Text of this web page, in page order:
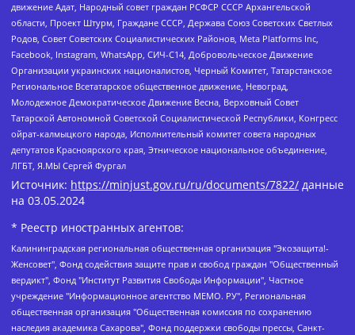
движение Адат, Народный совет граждан РСФСР СССР Архангельской
области, Проект Штурм, Граждане СССР, Держава Союз Советских Светлых
Родов, Совет Советских Социалистических Районов, Meta Platforms Inc,
Facebook, Instagram, WhatsApp, СИЧ-С14, Добровольческое Движение
Организации украинских националистов, Черный Комитет, Татарстанское
Региональное Всетатарское общественное движение, Невоград,
Молодежное Демократическое Движение Весна, Верховный Совет
Татарской Автономной Советской Социалистической Республики, Конгресс
ойрат-калмыцкого народа, Исполнительный комитет совета народных
депутатов Красноярского края, Этническое национальное объединение,
ЛГБТ, Я.МЫ Сергей Фургал
Источник: https://minjust.gov.ru/ru/documents/7822/ данные
на 03.05.2024
* Реестр иностранных агентов:
Калининградская региональная общественная организация "Экозащита!-Женсовет", Фонд содействия защите прав и свобод граждан "Общественный вердикт", Фонд "Институт Развития Свободы Информации", Частное учреждение "Информационное агентство МЕМО. РУ", Региональная общественная организация "Общественная комиссия по сохранению наследия академика Сахарова", Фонд поддержки свободы прессы, Санкт-Петербургская общественная правозащитная организация "Гражданский контроль", Межрегиональная общественная организация "Информационно-просветительский центр "Мемориал", Региональный Фонд "Центр Защиты Прав Средств Массовой Информации", с 05.12.2023 Фонд "Центр Защиты Прав Средств массовой информации", Региональная общественная благотворительная организация помощи беженцам и мигрантам "Гражданское содействие", Негосударственное образовательное учреждение дополнительного профессионального образования (повышение квалификации) специалистов "АКАДЕМИЯ ПО ПРАВАМ ЧЕЛОВЕКА", Свердловская региональная общественная организация "Сутяжник", Автономная некоммерческая организация "Центр независимых социологических исследований", Союз общественных объединений "Российский исследовательский центр по правам человека", Региональное общественное учреждение научно-информационный центр "МЕМОРИАЛ", Некоммерческая организация "Фонд защиты гласности", Автономная некоммерческая организация "Институт прав человека", Городская общественная организация "Екатеринбургское общество "МЕМОРИАЛ", Городская общественная организация "Рязанское историко-просветительское и правозащитное общество "Мемориал" (Рязанский Мемориал), Челябинский региональный орган общественной самодеятельности – женское общественное объединение "Женщины Евразии", Челябинский региональный орган общественной самодеятельности "Уральская правозащитная группа", Фонд содействия защите здоровья и социальной справедливости имени Андрея Рылькова, Автономная Некоммерческая Организация "Аналитический Центр Юрия Левады", Автономная некоммерческая организация социальной поддержки населения "Проект Апрель", Региональная общественная организация помощи женщинам и детям, находящимся в кризисной ситуации "Информационно-методический центр "Анна", Фонд содействия развитию массовых коммуникаций и правовому просвещению "Так-так-Так", Фонд содействия устойчивому развитию "Серебряная тайга", Свердловский региональный общественный фонд социальных проектов "Новое время", "Idel.Реалии", Кавказ.Реалии, Крым.Реалии, Телеканал Настоящее Время, Татаро-башкирская служба Радио Свобода (Azatliq Radiosi), Радио Свободная Европа/Радио Свобода (PCE/PC), "Сибирь.Реалии", "Фактограф", Благотворительный фонд помощи осужденным и их семьям, Автономная некоммерческая организация "Институт глобализации и социальных движений", Фонд "В защиту прав заключенных", Частное учреждение "Центр поддержки и содействия развитию средств массовой информации", Пензенский региональный общественный благотворительный фонд "Гражданский союз", "Север.Реалии", Некоммерческая организация Фонд "Правовая инициатива", Общество с ограниченной ответственностью "Радио Свободная Европа/Радио Свобода", Чешское информационное агентство "MEDIUM-ORIENT", Красноярская региональная общественная организация "Мы против СПИДа", Камалягин Денис Николаевич, Маркелов Сергей Евгеньевич, Пономарев Лев Александрович, Савицкая Людмила Алексеевна, Автономная некоммерческая организация "Центр по работе с проблемой насилия "НАСИЛИЮ.НЕТ", Межрегиональный профессиональный союз работников здравоохранения "Альянс врачей", Юридическое лицо, зарегистрированное в Латвийской Республике, SIA "Medusa Project" (регистрационный номер 40103797863, дата регистрации 10.06.2014), Некоммерческая организация "Фонд по борьбе с коррупцией", Автономная некоммерческая организация "Институт права и публичной политики", Баданин Роман Сергеевич, Гликин Максим Александрович, Железнова Мария Михайловна, Лукьянова Юлия Сергеевна, Маетная Елизавета Витальевна, Маняхин Петр Борисович, Чуракова Ольга Владимировна, Ярош Юлия Петровна, Юридическое лицо "The Insider SIA", зарегистрированное в Риге, Латвийская Республика (дата регистрации 26.06.2015), являющееся администратором доменного имени интернет-издания "The Insider SIA", https://theins.ru, Постернак Алексей Евгеньевич, Рубин Михаил Аркадьевич, Анин Роман Александрович, Юридическое лицо Istories fonds, зарегистрированное в Латвийской Республике (регистрационный номер 50008295751, дата регистрации 24.02.2020), Великовский Дмитрий Александрович, Долинина Ирина Николаевна, Мароховская Алеся Алексеевна, Шлейнов Роман Юрьевич, Шмагун Олеся Валентиновна, Общество с ограниченной ответственностью "Альтаир 2021", Общество с ограниченной ответственностью "Вега 2021", Общество с ограниченной ответственностью "Главный редактор 2021", Общество с ограниченной ответственностью "Ромашки монолит", Важенков Артем Валерьевич, Ивановская областная общественная организация "Центр гендерных исследований", Гурман Юрий Альбертович, Медиапроект "ОВД-Инфо", Егоров Владимир Владимирович, Жилинский Владимир Александрович, Общество с ограниченной ответственностью "ЗП", Иванова София Юрьевна, Карезина Инна Павловна, Кильтау Екатерина Викторовна, Петров Алексей Викторович, Пискунов Сергей Евгеньевич, Смирнов Сергей Сергеевич, Тихонов Михаил Сергеевич, Общество с ограниченной ответственностью "ЖУРНАЛИСТ-ИНОСТРАННЫЙ АГЕНТ", Арапова Галина Юрьевна, Вольтская Татьяна Анатольевна, Американская компания "Mason G.E.S. Anonymous Foundation" (США), являющаяся владельцем интернет-издания https://mnews.world/, Компания "Stichting Bellingcat", зарегистрированная в Нидерландах (дата регистрации 11.07.2018), Захаров Андрей Вячеславович, Клепиковская Екатерина Дмитриевна, Общество с ограниченной ответственностью "МЕМО", Перл Роман Александрович, Симонов Евгений Алексеевич, Соловьева Елена Анатольевна, Сотников Даниил Владимирович, Сурначева Елизавета Дмитриевна, Автономная некоммерческая организация по защите прав человека и информированию населения "Якутия – Наше Мнение", Общество с ограниченной ответственностью "Москоу диджитал медиа", с 26.01.2023 Общество с ограниченной ответственностью "Чайка Белые сады", Ветошкина Валерия Валерьевна, Заговора Максим Александрович, Межрегиональное общественное движение "Российская ЛГБТ - сеть", Оленичев Максим Владимирович, Павлов Иван Юрьевич, Скворцова Елена Сергеевна, Общество с ограниченной ответственностью "Как бы инагент", Кочетков Игорь Викторович, Общество с ограниченной ответственностью "Честные выборы", Еланчик Олег Александрович, Общество с ограниченной ответственностью "Нобелевский призыв", Гималова Регина Эмилевна, Григорьев Андрей Валерьевич, Григорьева Алина Александровна, Ассоциация по содействию защите прав призывников, альтернативнослужащих и военнослужащих "Правозащитная группа "Гражданин.Армия.Право", Хисамова Регина Фаритовна, Автономная некоммерческая организация по реализации социально-правовых программ "Лилит", Дальневосточное общественное движение "Маяк", Санкт-Петербургская ЛГБТ-инициативная группа "Выход", Инициативная группа ЛГБТ+ "Реверс", Алексеев Андрей Викторович, Бекбулатова Таисия Львовна, Беляев Иван Михайлович, Владыкина Елена Сергеевна, Гельман Марат Александрович, Никульшина Вероника Юрьевна, Толоконникова Надежда Андреевна, Шендерович Виктор Анатольевич, Общество с ограниченной ответственностью "Данное сообщение", Общество с ограниченной ответственностью Издательский дом "Новая глава", Айнбиндер Александра Александровна, Московский комьюнити-центр для ЛГБТ+инициатив, Благотворительный фонд развития филантропии, Deutsche Welle (Германия, Kurt-Schumacher-Strasse 3, 53113 Bonn), Борзунова Мария Михайловна, Воробьев Виктор Викторович, Голубева Анна Львовна, Константинова Алла Михайловна, Малкова Ирина Владимировна, Мурадов Мурад Абдулгалимович, Осетинская Елизавета Николаевна, Понасенков Евгений Николаевич, Ганапольский Матвей Юрьевич, Киселев Евгений Алексеевич, Борухович Ирина Григорьевна, Дремин Иван Тимофеевич, Дубровский Дмитрий Викторович, Красноярская региональная общественная организация поддержки и развития альтернативных образовательных технологий и межкультурных коммуникаций "ИНТЕРРА", Маяковская Екатерина Алексеевна, Фейгин Марк Захарович, Филимонов Андрей Викторович, Дзугкоева Регина Николаевна, Доброхотов Роман Александрович, Дудь Юрий Александрович, Елкин Сергей Владимирович, Кругликов Кирилл Игоревич, Сабунаева Мария Леонидовна, Семенов Алексей Владимирович, Шаинян Карен Багратович, Шульман Екатерина Михайловна, Асафьев Артур Валерьевич, Вахштайн Виктор Семенович, Венедиктов Алексей Алексеевич, Лушникова Екатерина Евгеньевна, Волков Леонид Михайлович, Невзоров Александр Глебович, Пархоменко Сергей Борисович, Сироткин Ярослав Николаевич, Кара-Мурза Владимир Владимирович, Баранова Наталья Владимировна, Гозман Леонид Яковлевич, Кагарлицкий Борис Юльевич, Климарев Михаил Валерьевич, Милов Владимир Станиславович, Автономная некоммерческая организация Краснодарский центр современного искусства "Типография", Моргенштерн Алишер Тагирович, Соболь Любовь Эдуардовна, Общество с ограниченной ответственностью "ЛИЗА НОРМ", Каспаров Гарри Кимович, Ходорковский Михаил Борисович, Общество с ограниченной ответственностью "Апрельские тезисы", Данилович Ирина Брониславовна, Кашин Олег Владимирович, Петров Николай Владимирович, Пивоваров Алексей Владимирович, Соколов Михаил Владимирович, Цветкова Юлия Владимировна, Чичваркин Евгений Александрович, Комитет против пыток/Команда против пыток, Общество с ограниченной ответственностью "Первый научный", Общество с ограниченной ответственностью "Вертолет и ко", Белоцерковская Вероника Борисовна, Кац Максим Евгеньевич, Лазарева Татьяна Юрьевна, Шаведдинов Руслан Табризович, Яшин Илья Валерьевич, Общество с ограниченной ответственностью "Иноагент ААВ", Алешковский Дмитрий Петрович, Альбац Евгения Марковна, Быков Дмитрий Львович, Галямина Юлия Евгеньевна, Лойко Сергей Леонидович, Мартынов Кирилл Константинович, Медведев Сергей Александрович, Крашенинников Федор Геннадиевич, Гордеева Катерина Вл